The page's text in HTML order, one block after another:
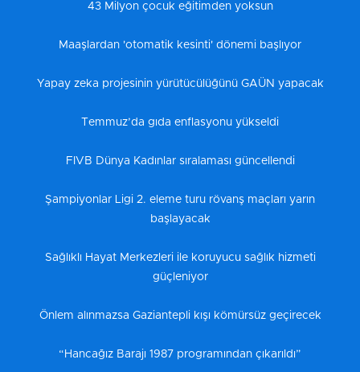
43 Milyon çocuk eğitimden yoksun
Maaşlardan 'otomatik kesinti' dönemi başlıyor
Yapay zeka projesinin yürütücülüğünü GAÜN yapacak
Temmuz’da gıda enflasyonu yükseldi
FIVB Dünya Kadınlar sıralaması güncellendi
Şampiyonlar Ligi 2. eleme turu rövanş maçları yarın
başlayacak
Sağlıklı Hayat Merkezleri ile koruyucu sağlık hizmeti
güçleniyor
Önlem alınmazsa Gaziantepli kışı kömürsüz geçirecek
“Hancağız Barajı 1987 programından çıkarıldı”